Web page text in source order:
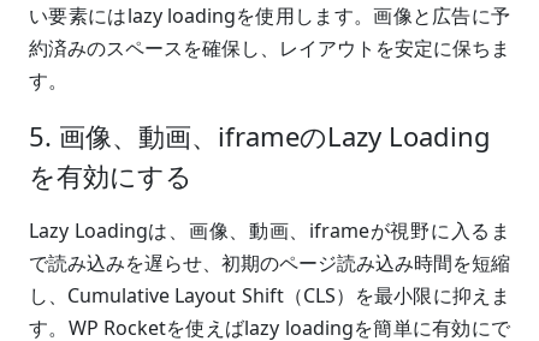
い要素にはlazy loadingを使用します。画像と広告に予
約済みのスペースを確保し、レイアウトを安定に保ちま
す。
5. 画像、動画、iframeのLazy Loading
を有効にする
Lazy Loadingは、画像、動画、iframeが視野に入るま
で読み込みを遅らせ、初期のページ読み込み時間を短縮
し、Cumulative Layout Shift（CLS）を最小限に抑えま
す。WP Rocketを使えばlazy loadingを簡単に有効にで